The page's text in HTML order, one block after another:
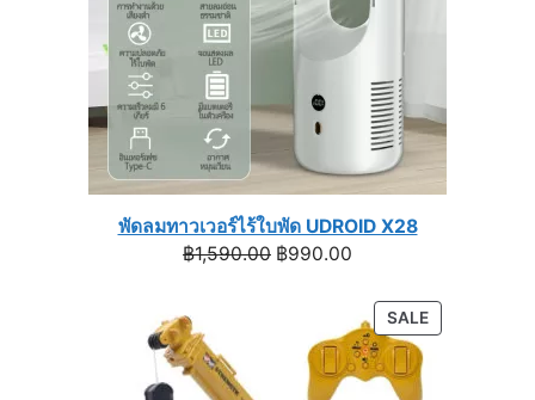
พัดลมทาวเวอร์ไร้ใบพัด UDROID X28
฿1,590.00 Original
฿1,590.00.
฿990.00
฿990.00.
SALEPRODUCT
ON